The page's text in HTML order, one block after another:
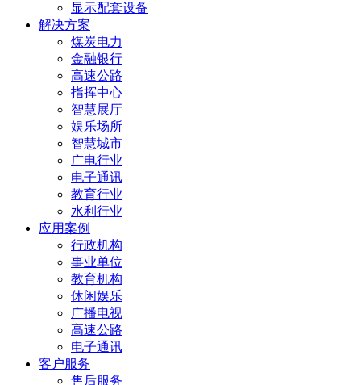
显示配套设备
解决方案
煤炭电力
金融银行
高速公路
指挥中心
智慧展厅
娱乐场所
智慧城市
广电行业
电子通讯
教育行业
水利行业
应用案例
行政机构
事业单位
教育机构
休闲娱乐
广播电视
高速公路
电子通讯
客户服务
售后服务